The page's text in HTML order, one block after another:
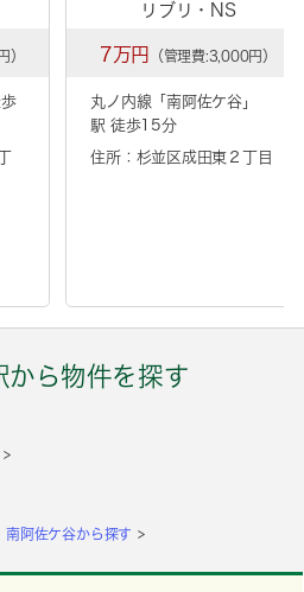
）
リブリ・NS
7万円 （管理費:3,000円）
丸ノ内線「南阿佐ケ谷」
駅 徒歩15分
住所：杉並区成田東２丁目
から物件を探す
南阿佐ケ谷から探す